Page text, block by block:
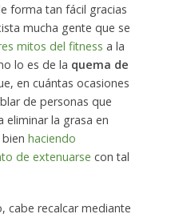
forma tan fácil gracias
mucha gente que se
mitos del fitness a la
lo es de la quema de
en cuántas ocasiones
de personas que
la grasa en
haciendo
de extenuarse con tal
cabe recalcar mediante